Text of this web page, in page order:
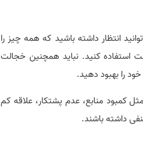
انتظار داشته باشید که همه چیز را
استفاده کنید. نباید همچنین خجالت
را بهبود دهید.
کمبود منابع، عدم پشتکار، علاقه کم
داشته باشند.